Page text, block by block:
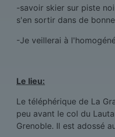
-savoir skier sur piste
s'en sortir dans de
-Je veillerai à
Le lieu:
Le téléphérique de La
peu avant le col du
Grenoble. Il est adossé